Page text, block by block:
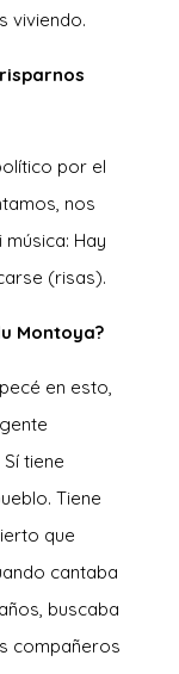
viviendo.
por el
nos
Hay
(risas).
Montoya?
en esto,
tiene
Tiene
que
cantaba
buscaba
compañeros